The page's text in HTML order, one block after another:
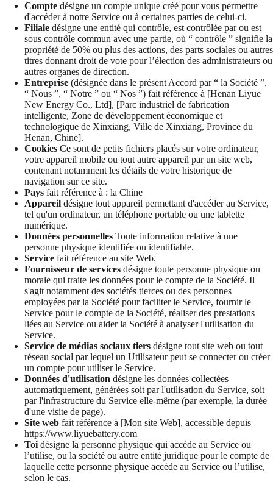
Compte désigne un compte unique créé pour vous permettre
d'accéder à notre Service ou à certaines parties de celui-ci.
Filiale désigne une entité qui contrôle, est contrôlée par ou est
sous contrôle commun avec une partie, où “ contrôle ” signifie la
propriété de 50% ou plus des actions, des parts sociales ou autres
titres donnant droit de vote pour l’élection des administrateurs ou
autres organes de direction.
Entreprise (désignée dans le présent Accord par “ la Société ”,
“ Nous ”, “ Notre ” ou “ Nos ”) fait référence à [Henan Liyue
New Energy Co., Ltd], [Parc industriel de fabrication
intelligente, Zone de développement économique et
technologique de Xinxiang, Ville de Xinxiang, Province du
Henan, Chine].
Cookies Ce sont de petits fichiers placés sur votre ordinateur,
votre appareil mobile ou tout autre appareil par un site web,
contenant notamment les détails de votre historique de
navigation sur ce site.
Pays fait référence à : la Chine
Appareil désigne tout appareil permettant d'accéder au Service,
tel qu'un ordinateur, un téléphone portable ou une tablette
numérique.
Données personnelles Toute information relative à une
personne physique identifiée ou identifiable.
Service fait référence au site Web.
Fournisseur de services désigne toute personne physique ou
morale qui traite les données pour le compte de la Société. Il
s'agit notamment des sociétés tierces ou des personnes
employées par la Société pour faciliter le Service, fournir le
Service pour le compte de la Société, réaliser des prestations
liées au Service ou aider la Société à analyser l'utilisation du
Service.
Service de médias sociaux tiers désigne tout site web ou tout
réseau social par lequel un Utilisateur peut se connecter ou créer
un compte pour utiliser le Service.
Données d'utilisation désigne les données collectées
automatiquement, générées soit par l'utilisation du Service, soit
par l'infrastructure du Service elle-même (par exemple, la durée
d'une visite de page).
Site web fait référence à [Mon site Web], accessible depuis
https://www.liyuebattery.com
Toi désigne la personne physique qui accède au Service ou
l’utilise, ou la société ou autre entité juridique pour le compte de
laquelle cette personne physique accède au Service ou l’utilise,
selon le cas.